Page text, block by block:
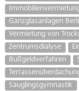
Ganzglasanlagen
Vermietung von
Zentrumsdialyse
Bußgeldverfahren
Säuglingsgymnastik